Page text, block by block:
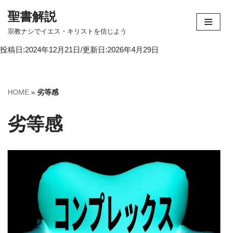
コ
テ
へ
ッ
聖書解説
宗教ナシでイエス・キリストを信じよう
投稿日:2024年12月21日/更新日:2026年4月29日
HOME » 劣等感
劣等感